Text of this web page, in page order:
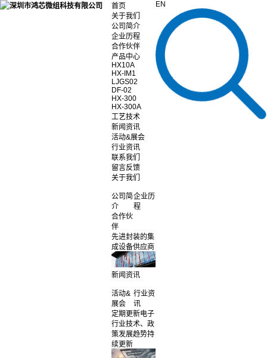
首页
关于我们
公司简介
企业历程
合作伙伴
产品中心
HX10A
HX-IM1
LJGS02
DF-02
HX-300
HX-300A
工艺技术
新闻资讯
活动&展会
行业资讯
联系我们
留言反馈
关于我们
公司简
介
企业历
程
合作伙
伴
先进封装的集
成设备供应商
新闻资讯
活动&
展会
行业资
讯
定期更新电子
行业技术、政
策发展趋势持
续更新
EN